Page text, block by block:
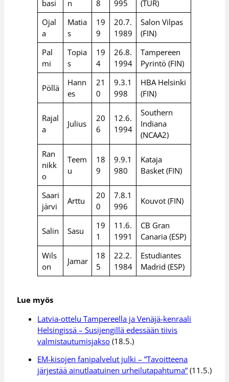
basi n 8 995
(TUR)
Ojal
a
Matia
s
19
9
20.7.
1989
Salon Vilpas
(FIN)
Pal
mi
Topia
s
19
4
26.8.
1994
Tampereen
Pyrintö (FIN)
Pöllä
Hann
es
21
0
9.3.1
998
HBA Helsinki
(FIN)
Rajal
a
Julius
20
6
12.6.
1994
Southern
Indiana
(NCAA2)
Ran
nikk
o
Teem
u
18
9
9.9.1
980
Kataja
Basket (FIN)
Saari
järvi
Arttu
20
0
7.8.1
996
Kouvot (FIN)
Salin Sasu
19
1
11.6.
1991
CB Gran
Canaria (ESP)
Wils
on
Jamar
18
5
22.2.
1984
Estudiantes
Madrid (ESP)
Lue myös
Latvia-ottelu Tampereella ja Venäjä-kenraali
Helsingissä – Susijengillä edessään tiivis
valmistautumisjakso (18.5.)
EM-kisojen fanipalvelut julki – ”Tavoitteena
järjestää ainutlaatuinen urheilutapahtuma” (11.5.)